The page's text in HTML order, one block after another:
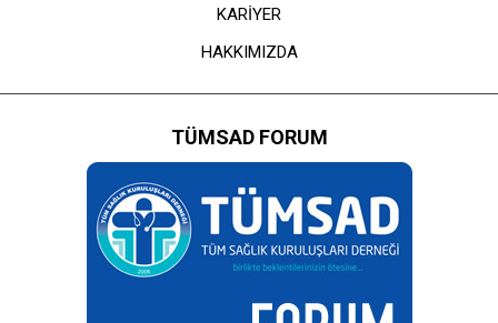
KARİYER
HAKKIMIZDA
TÜMSAD FORUM